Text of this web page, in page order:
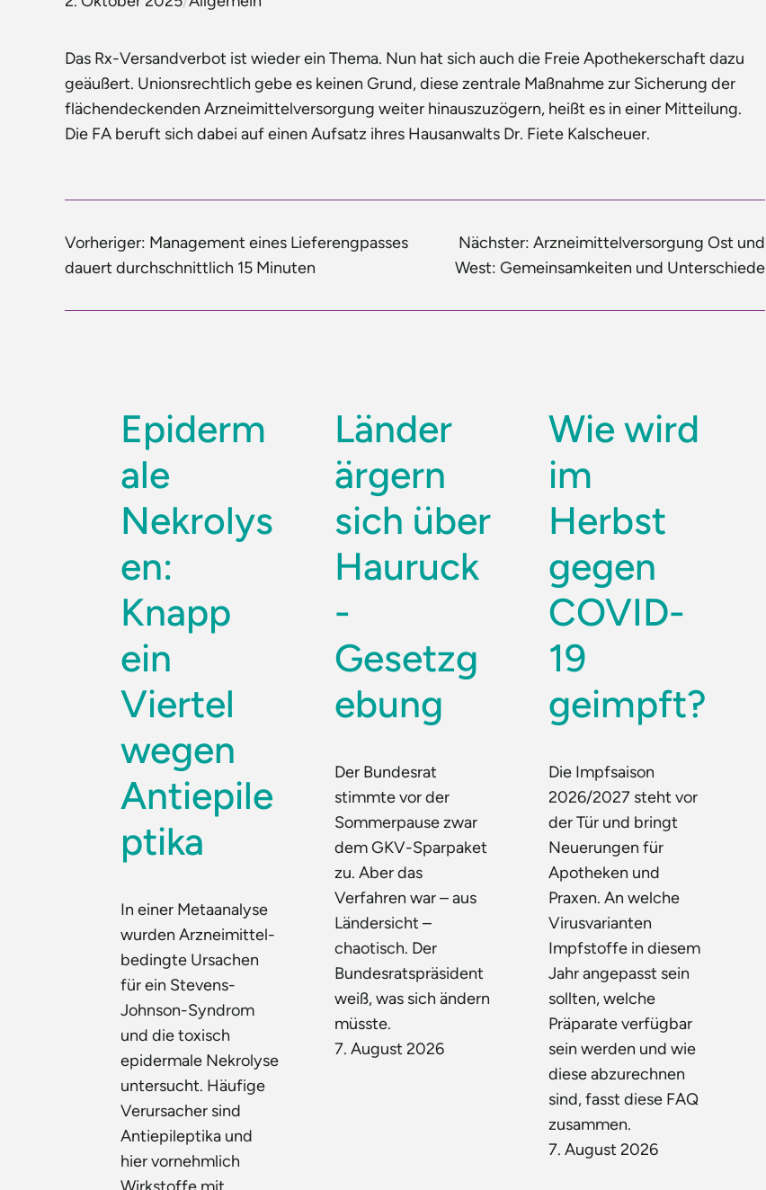
Das Rx-Versandverbot ist wieder ein Thema. Nun hat sich auch die Freie Apothekerschaft dazu
geäußert. Unionsrechtlich gebe es keinen Grund, diese zentrale Maßnahme zur Sicherung der
flächendeckenden Arzneimittelversorgung weiter hinauszuzögern, heißt es in einer Mitteilung.
Die FA beruft sich dabei auf einen Aufsatz ihres Hausanwalts Dr. Fiete Kalscheuer.
Vorheriger: Management eines Lieferengpasses
dauert durchschnittlich 15 Minuten
Nächster: Arzneimittelversorgung Ost und
West: Gemeinsamkeiten und Unterschiede
Epiderm
ale
Nekrolys
en:
Knapp
ein
Viertel
wegen
Antiepile
ptika
In einer Metaanalyse
wurden Arzneimittel-
bedingte Ursachen
für ein Stevens-
Johnson-Syndrom
und die toxisch
epidermale Nekrolyse
untersucht. Häufige
Verursacher sind
Antiepileptika und
hier vornehmlich
Wirkstoffe mit
Länder
ärgern
sich über
Hauruck
-
Gesetzg
ebung
Der Bundesrat
stimmte vor der
Sommerpause zwar
dem GKV-Sparpaket
zu. Aber das
Verfahren war – aus
Ländersicht –
chaotisch. Der
Bundesratspräsident
weiß, was sich ändern
müsste.
7. August 2026
Wie wird
im
Herbst
gegen
COVID-
19
geimpft?
Die Impfsaison
2026/2027 steht vor
der Tür und bringt
Neuerungen für
Apotheken und
Praxen. An welche
Virusvarianten
Impfstoffe in diesem
Jahr angepasst sein
sollten, welche
Präparate verfügbar
sein werden und wie
diese abzurechnen
sind, fasst diese FAQ
zusammen.
7. August 2026